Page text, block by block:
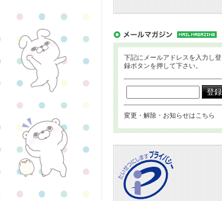
下記にメールアドレスを入力し登
録ボタンを押して下さい。
変更・解除・お知らせはこちら